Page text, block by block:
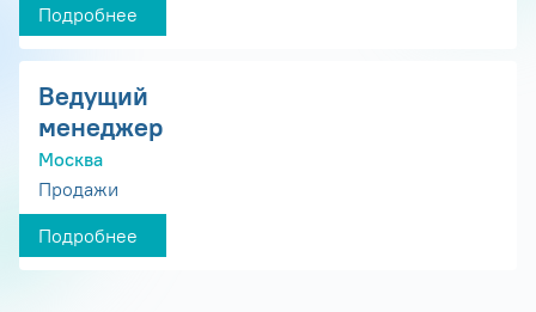
Подробнее
Ведущий
менеджер
Москва
Продажи
Подробнее